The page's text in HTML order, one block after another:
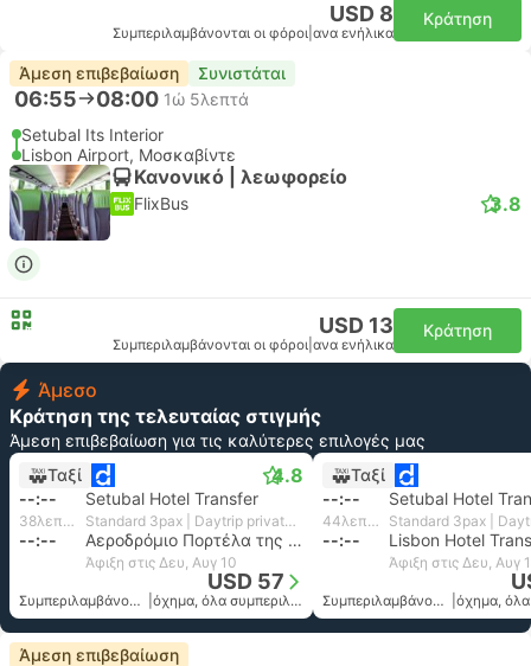
USD 8
Συμπεριλαμβάνονται οι φόροι ανα ενήλικα
Κράτηση
Άμεση επιβεβαίωση Συνιστάται
06:55 08:00 1ώ 5λεπτά
Setubal Its Interior
Lisbon Airport, Μοσκαβίντε
Κανονικό | λεωφορείο
FlixBus 3.8
USD 13
Συμπεριλαμβάνονται οι φόροι ανα ενήλικα
Κράτηση
Άμεσο
Κράτηση της τελευταίας στιγμής
Άμεση επιβεβαίωση για τις καλύτερες επιλογές μας
Ταξί
4.8
--:-- Setubal Hotel Transfer
38λεπτά Standard 3pax | Daytrip private transfer with English speaking driver
--:-- Αεροδρόμιο Πορτέλα της Λισαβόνας
Άφιξη στις Δευ, Αυγ 10
USD 57
Συμπεριλαμβάνονται οι φόροι | όχημα, όλα συμπεριλαμβανομένου
Ταξί
--:--
Setubal Hotel
44λεπτά
--:-- Lisbon Hotel
Άφιξη στις Δευ, Αυγ
Συμπεριλαμβάνονται οι φόροι |
Άμεση επιβεβαίωση